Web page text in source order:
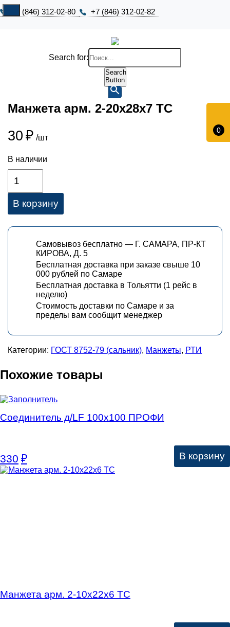
+7 (846) 312-02-80 +7 (846) 312-02-82
0
Search for:
Search
Button
Манжета арм. 2-20х28х7 ТС
30 ₽ /шт
В наличии
В корзину
Самовывоз бесплатно — Г. САМАРА, ПР-КТ
КИРОВА, Д. 5
Бесплатная доставка при заказе свыше 10
000 рублей по Самаре
Бесплатная доставка в Тольятти (1 рейс в
неделю)
Стоимость доставки по Самаре и за
пределы вам сообщит менеджер
Категории: ГОСТ 8752-79 (сальник), Манжеты, РТИ
Похожие товары
Соединитель д/LF 100х100 ПРОФИ
330 ₽ В корзину
Манжета арм. 2-10х22х6 ТC